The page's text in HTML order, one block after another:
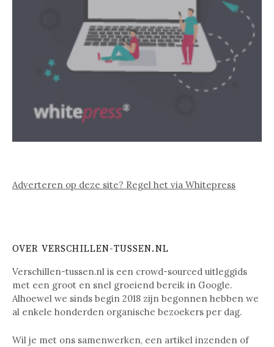
Adverteren op deze site? Regel het via Whitepress
OVER VERSCHILLEN-TUSSEN.NL
Verschillen-tussen.nl is een crowd-sourced uitleggids
met een groot en snel groeiend bereik in Google.
Alhoewel we sinds begin 2018 zijn begonnen hebben we
al enkele honderden organische bezoekers per dag.
Wil je met ons samenwerken, een artikel inzenden of